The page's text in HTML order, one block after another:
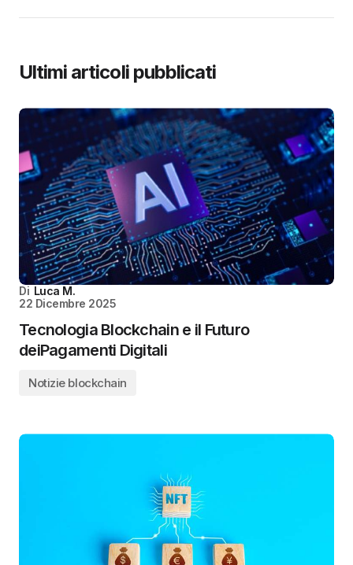
Ultimi articoli pubblicati
Di Luca M.
22 Dicembre 2025
Tecnologia Blockchain e il Futuro
deiPagamenti Digitali
Notizie blockchain